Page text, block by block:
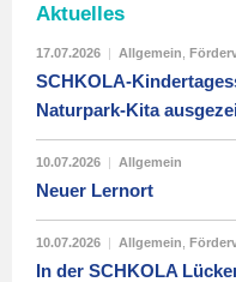
Aktuelles
17.07.2026 | Allgemein
SCHKOLA-
Naturpark-Kita
10.07.2026 | Allgemein
Neuer Lernort
10.07.2026 | Allgemein
In der SCHKOLA